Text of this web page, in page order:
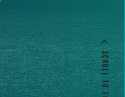
SCROLL TO TOP